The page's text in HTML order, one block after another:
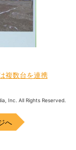
複数台を連携
Inc. All Rights Reserved.
へ